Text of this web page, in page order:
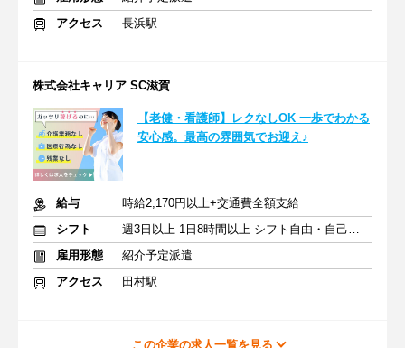
アクセス
長浜駅
株式会社キャリア SC滋賀
【老健・看護師】レクなしOK 一歩でわかる
安心感。最高の雰囲気でお迎え♪
給与
時給2,170円以上+交通費全額支給
シフト
週3日以上 1日8時間以上 シフト自由・自己申告
雇用形態
紹介予定派遣
アクセス
田村駅
この企業の求人一覧を見る